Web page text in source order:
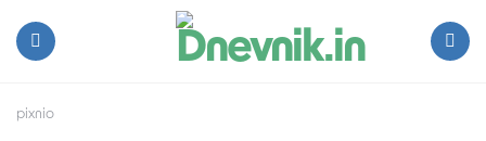
Dnevnik.in
pixnio